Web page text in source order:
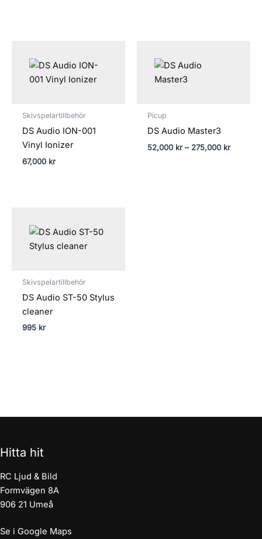
Skivspelartillbehör
DS Audio ION-001
Vinyl Ionizer
67,000 kr
Picup
DS Audio Master3
52,000 kr – 275,000 kr
Skivspelartillbehör
DS Audio ST-50 Stylus
cleaner
995 kr
Hitta hit
RC Ljud & Bild
Formvägen 8A
906 21 Umeå
Se i Google Maps